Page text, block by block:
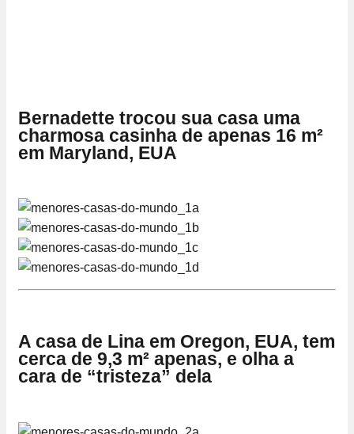
Bernadette trocou sua casa uma
charmosa casinha de apenas 16 m²
em Maryland, EUA
A casa de Lina em Oregon, EUA, tem
cerca de 9,3 m² apenas, e olha a
cara de “tristeza” dela